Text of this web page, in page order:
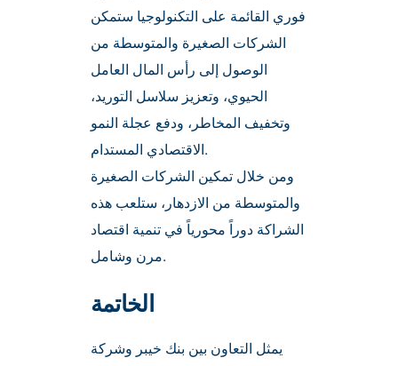
فوري القائمة على التكنولوجيا ستمكن
الشركات الصغيرة والمتوسطة من
الوصول إلى رأس المال العامل
الحيوي، وتعزيز سلاسل التوريد،
وتخفيف المخاطر، ودفع عجلة النمو
الاقتصادي المستدام.
ومن خلال تمكين الشركات الصغيرة
والمتوسطة من الازدهار، ستلعب هذه
الشراكة دوراً محورياً في تنمية اقتصاد
مرن وشامل.
الخاتمة
يمثل التعاون بين بنك خيبر وشركة